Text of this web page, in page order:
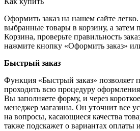
Оформить заказ на нашем сайте
выбранные товары в корзину, а затем
Корзина, проверьте правильность
нажмите кнопку «Оформить заказ»
Быстрый заказ
Функция «Быстрый заказ» позволяет
проходить всю процедуру оформления
Вы заполняете форму, и через
менеджер магазина. Он уточнит все
на вопросы, касающиеся качества
также подскажет о вариантах оплаты